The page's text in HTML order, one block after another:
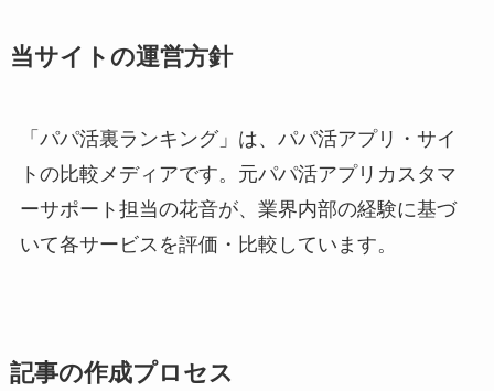
当サイトの運営方針
「パパ活裏ランキング」は、パパ活アプリ・サイ
トの比較メディアです。元パパ活アプリカスタマ
ーサポート担当の花音が、業界内部の経験に基づ
いて各サービスを評価・比較しています。
記事の作成プロセス